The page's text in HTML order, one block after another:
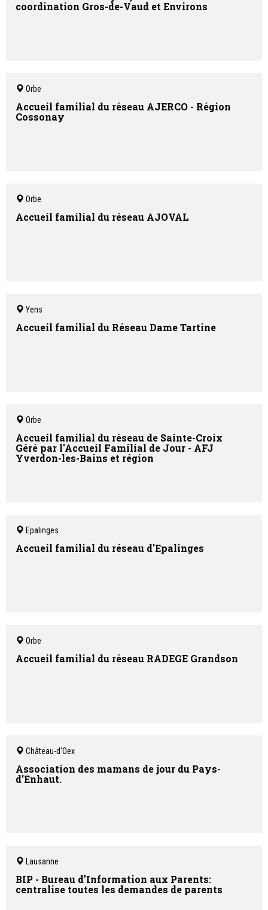
coordination Gros-de-Vaud et Environs
Orbe
Accueil familial du réseau AJERCO - Région
Cossonay
Orbe
Accueil familial du réseau AJOVAL
Yens
Accueil familial du Réseau Dame Tartine
Orbe
Accueil familial du réseau de Sainte-Croix
Géré par l'Accueil Familial de Jour - AFJ
Yverdon-les-Bains et région
Epalinges
Accueil familial du réseau d'Epalinges
Orbe
Accueil familial du réseau RADEGE Grandson
Château-d'Oex
Association des mamans de jour du Pays-
d’Enhaut.
Lausanne
BIP - Bureau d'Information aux Parents:
centralise toutes les demandes de parents